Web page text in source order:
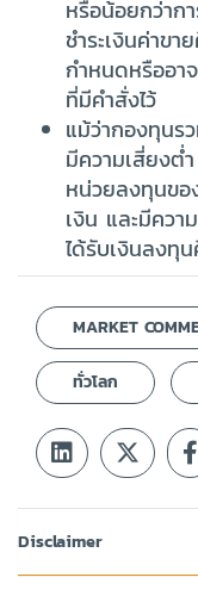
หรือน้อยกว่าก
ชำระเงินค่าขา
กำหนดหรืออา
ที่มีคำสั่งไว้
แม้ว่ากองทุนร
มีความเสี่ยงต่
หน่วยลงทุนขอ
เงิน และมีควา
ได้รับเงินลงทุ
MARKET
ทั่วโลก
Disclaimer